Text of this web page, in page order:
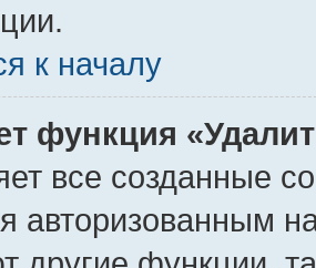
к началу
функция
все созданные
авторизованным